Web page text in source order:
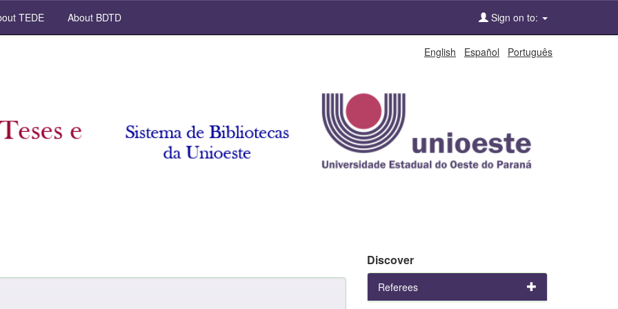
TEDE About BDTD Sign on to:
English Español Português
Discover
Referees